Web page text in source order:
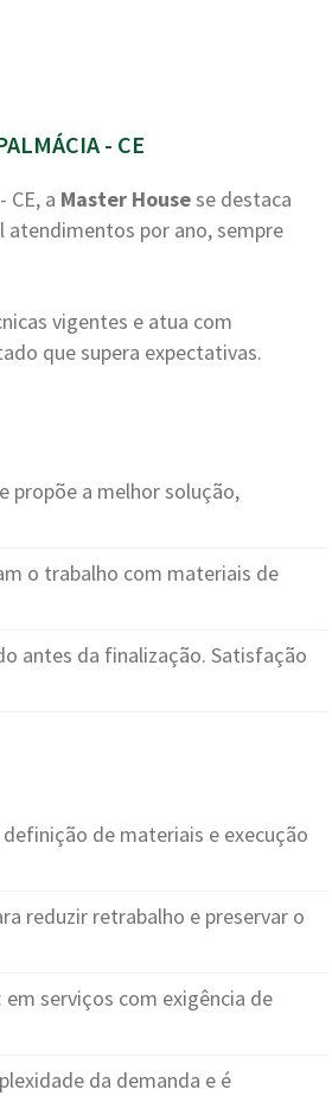
- CE
CE, a Master Housese destaca
atendimentos por ano, sempre
vigentes e atua com
que supera expectativas.
propõe a melhor solução,
o trabalho com materiais de
antes da finalização. Satisfação
de materiais e execução
reduzir retrabalho e preservar o
em serviços com exigência de
da demanda e é